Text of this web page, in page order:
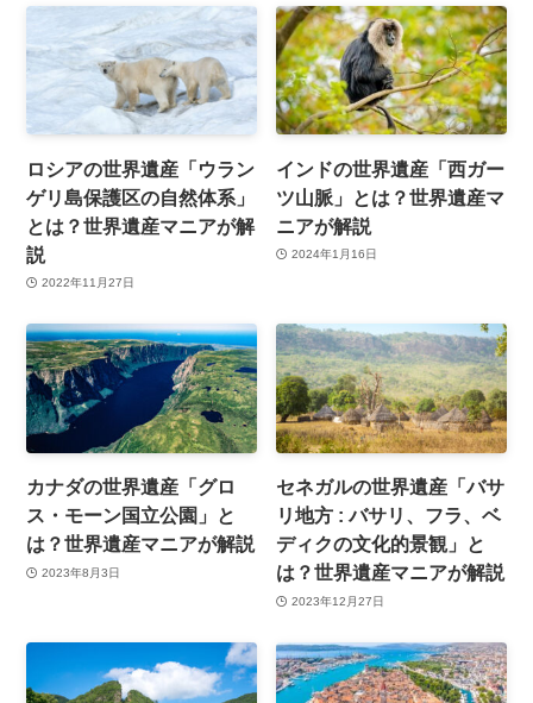
ロシアの世界遺産「ウラン
ゲリ島保護区の自然体系」
とは？世界遺産マニアが解
説
2022年11月27日
インドの世界遺産「西ガー
ツ山脈」とは？世界遺産マ
ニアが解説
2024年1月16日
カナダの世界遺産「グロ
ス・モーン国立公園」と
は？世界遺産マニアが解説
2023年8月3日
セネガルの世界遺産「バサ
リ地方 : バサリ、フラ、ベ
ディクの文化的景観」と
は？世界遺産マニアが解説
2023年12月27日